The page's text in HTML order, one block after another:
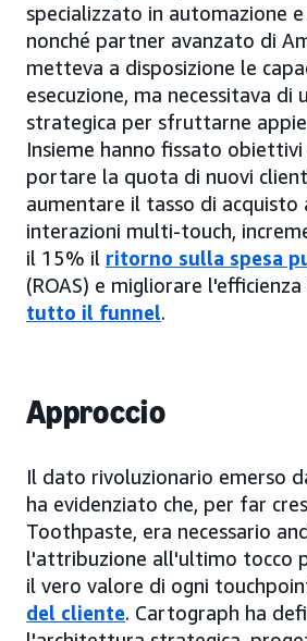
specializzato in automazione
nonché partner avanzato di
metteva a disposizione le
esecuzione, ma necessitava di
strategica per sfruttarne
Insieme hanno fissato obiettivi
portare la quota di nuovi
aumentare il tasso di acquisto
interazioni multi-touch,
il 15% il ritorno sulla spesa
(ROAS) e migliorare
tutto il funnel.
Approccio
Il dato rivoluzionario emerso
ha evidenziato che, per far
Toothpaste, era necessario
l'attribuzione all'ultimo tocco
il vero valore di ogni
del cliente. Cartograph ha